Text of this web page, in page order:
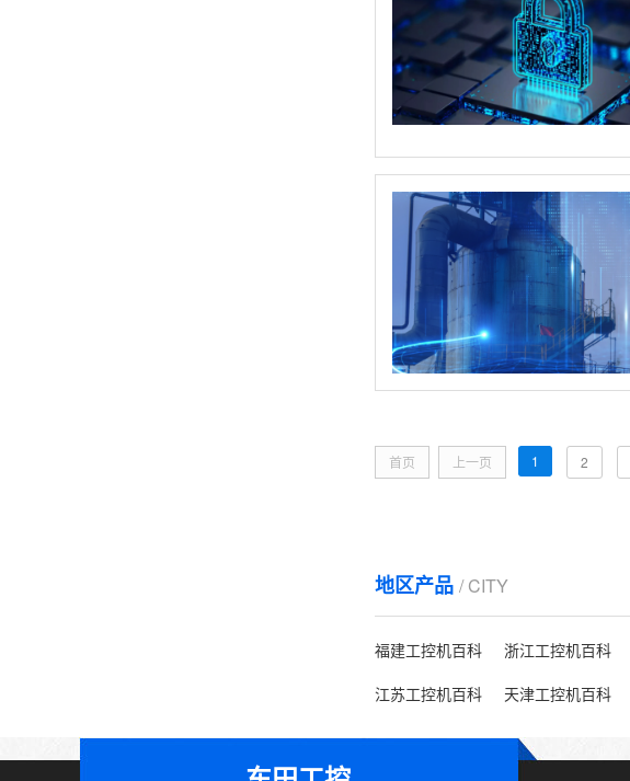
首页 上一页 1 2
地区产品 / CITY
福建工控机百科 浙江工控机百科
江苏工控机百科
天津工控机百科